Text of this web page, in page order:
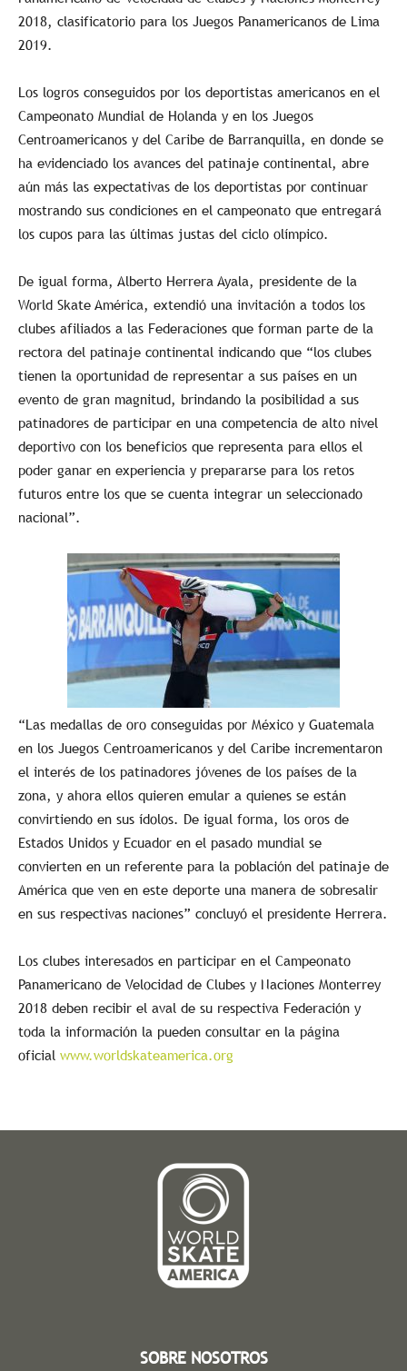
2018, clasificatorio para los Juegos Panamericanos de Lima
2019.
Los logros conseguidos por los deportistas americanos en el
Campeonato Mundial de Holanda y en los Juegos
Centroamericanos y del Caribe de Barranquilla, en donde se
ha evidenciado los avances del patinaje continental, abre
aún más las expectativas de los deportistas por continuar
mostrando sus condiciones en el campeonato que entregará
los cupos para las últimas justas del ciclo olímpico.
De igual forma, Alberto Herrera Ayala, presidente de la
World Skate América, extendió una invitación a todos los
clubes afiliados a las Federaciones que forman parte de la
rectora del patinaje continental indicando que “los clubes
tienen la oportunidad de representar a sus países en un
evento de gran magnitud, brindando la posibilidad a sus
patinadores de participar en una competencia de alto nivel
deportivo con los beneficios que representa para ellos el
poder ganar en experiencia y prepararse para los retos
futuros entre los que se cuenta integrar un seleccionado
nacional”.
“Las medallas de oro conseguidas por México y Guatemala
en los Juegos Centroamericanos y del Caribe incrementaron
el interés de los patinadores jóvenes de los países de la
zona, y ahora ellos quieren emular a quienes se están
convirtiendo en sus ídolos. De igual forma, los oros de
Estados Unidos y Ecuador en el pasado mundial se
convierten en un referente para la población del patinaje de
América que ven en este deporte una manera de sobresalir
en sus respectivas naciones” concluyó el presidente Herrera.
Los clubes interesados en participar en el Campeonato
Panamericano de Velocidad de Clubes y Naciones Monterrey
2018 deben recibir el aval de su respectiva Federación y
toda la información la pueden consultar en la página
oficial www.worldskateamerica.org
SOBRE NOSOTROS